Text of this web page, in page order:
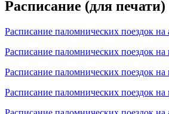
Расписание (для печати)
Расписание паломнических поездок на
Расписание паломнических поездок на
Расписание паломнических поездок
Расписание паломнических поездок на